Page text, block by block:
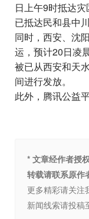
日上午9时抵达
已抵达民和县中
同时，西安、沈
运，预计20日凌
被已从西安和天
间进行发放。
此外，腾讯公益
* 文章经作者授
转载请联系原作
更多精彩请关注
新闻线索请投稿